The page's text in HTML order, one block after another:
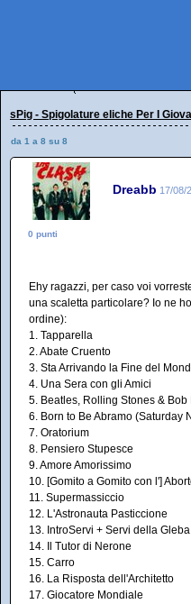
sPig - Spigolature eliche Per I
da 1 a 8 su 8
Dreabb 17/08/
0 punti
Ehy ragazzi, per caso voi
una scaletta particolare? Io ne
ordine):
1. Tapparella
2. Abate Cruento
3. Sta Arrivando la Fine del
4. Una Sera con gli Amici
5. Beatles, Rolling Stones & Bob
6. Born to Be Abramo (Saturday
7. Oratorium
8. Pensiero Stupesce
9. Amore Amorissimo
10. [Gomito a Gomito con l']
11. Supermassiccio
12. L'Astronauta Pasticcione
13. IntroServi + Servi della Gleba
14. Il Tutor di Nerone
15. Carro
16. La Risposta dell'Architetto
17. Giocatore Mondiale